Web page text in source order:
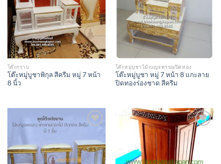
โต๊ะกราบ
โต๊ะหมู่บูชาพิกุล สีครีม หมู่ 7 หน้า
8 นิ้ว
โต๊ะหมู่บูชาไม้เบญจพรรณปิดทอง
โต๊ะหมู่บูชา หมู่ 7 หน้า 8 แกะลาย
ปิดทองร่องชาด สีครีม
Wishlist
Add to
Wishlist